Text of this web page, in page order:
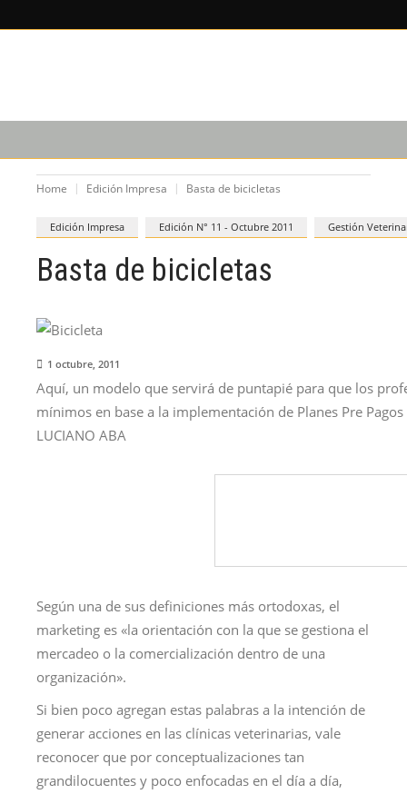
Home Edición Impresa Basta de bicicletas
Edición Impresa Edición N° 11 - Octubre 2011 Gestión
Basta de bicicletas
1 octubre, 2011
Aquí, un modelo que servirá de puntapié para que los
mínimos en base a la implementación de Planes Pre
LUCIANO ABA
Según una de sus definiciones más ortodoxas, el
marketing es «la orientación con la que se gestiona el
mercadeo o la comercialización dentro de una
organización».
Si bien poco agregan estas palabras a la intención de
generar acciones en las clínicas veterinarias, vale
reconocer que por conceptualizaciones tan
grandilocuentes y poco enfocadas en el día a día,